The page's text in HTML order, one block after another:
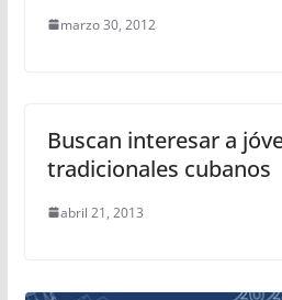
marzo 30, 2012
Buscan interesar a
tradicionales cubanos
abril 21, 2013